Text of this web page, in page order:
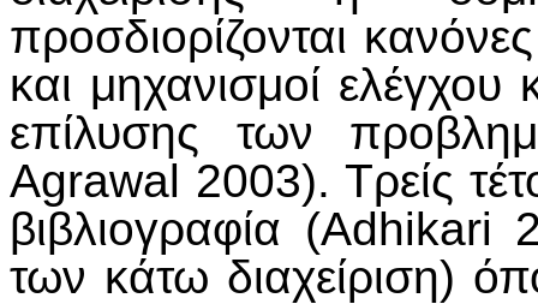
προσδιορίζονται
και μηχανισμοί
επίλυσης των
Agrawal 2003). Τρείς
βιβλιογραφία (Adhikari
των κάτω διαχείριση)